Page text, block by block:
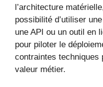
l’architecture
possibilité d’utiliser
une API ou un outil en
pour piloter le
contraintes techniques
valeur métier.